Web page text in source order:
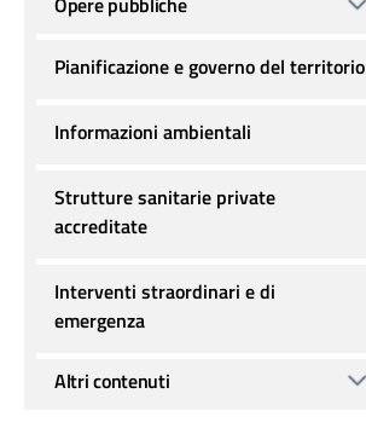
Pianificazione e governo del territorio
Informazioni ambientali
Strutture sanitarie private
accreditate
Interventi straordinari e di
emergenza
Altri contenuti